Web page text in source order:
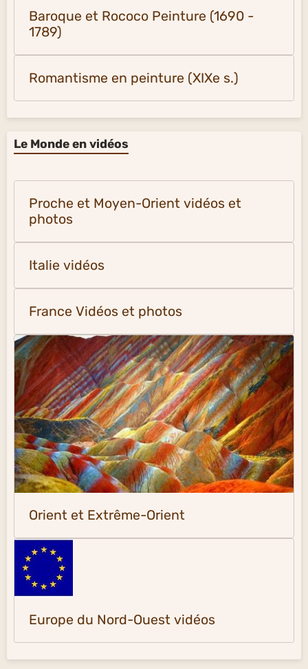
Baroque et Rococo Peinture (1690 -
1789)
Romantisme en peinture (XIXe s.)
Le Monde en vidéos
Proche et Moyen-Orient vidéos et
photos
Italie vidéos
France Vidéos et photos
Orient et Extrême-Orient
Europe du Nord-Ouest vidéos